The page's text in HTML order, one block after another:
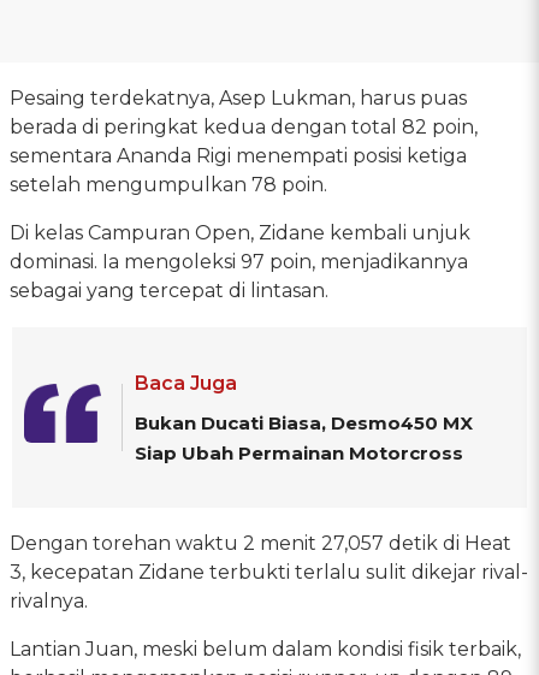
Pesaing terdekatnya, Asep Lukman, harus puas
berada di peringkat kedua dengan total 82 poin,
sementara Ananda Rigi menempati posisi ketiga
setelah mengumpulkan 78 poin.
Di kelas Campuran Open, Zidane kembali unjuk
dominasi. Ia mengoleksi 97 poin, menjadikannya
sebagai yang tercepat di lintasan.
Baca Juga
Bukan Ducati Biasa, Desmo450 MX
Siap Ubah Permainan Motorcross
Dengan torehan waktu 2 menit 27,057 detik di Heat
3, kecepatan Zidane terbukti terlalu sulit dikejar rival-
rivalnya.
Lantian Juan, meski belum dalam kondisi fisik terbaik,